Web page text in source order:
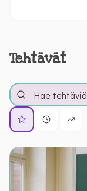
Tehtävät